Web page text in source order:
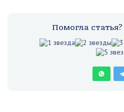
Помогла